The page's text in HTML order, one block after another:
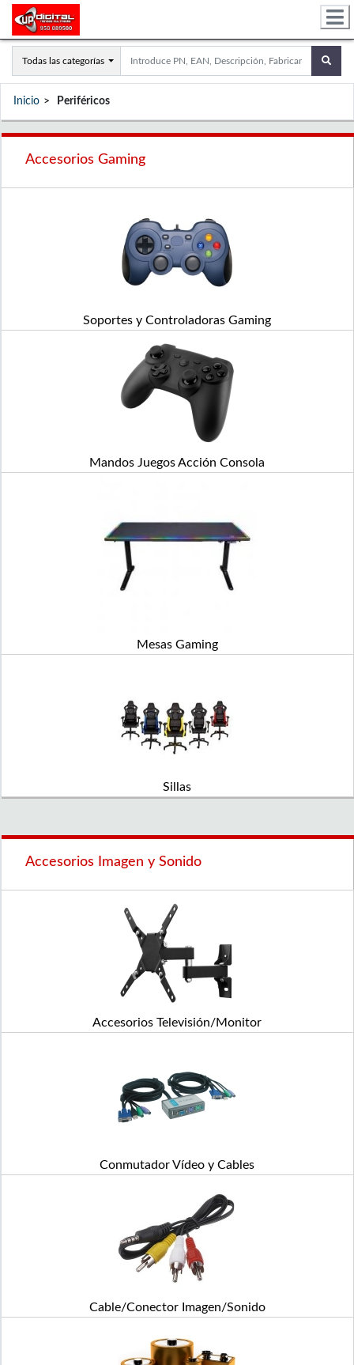
Todas las categorías
Inicio Periféricos
Accesorios Gaming
Soportes y Controladoras Gaming
Mandos Juegos Acción Consola
Mesas Gaming
Sillas
Accesorios Imagen y Sonido
Accesorios Televisión/Monitor
Conmutador Vídeo y Cables
Cable/Conector Imagen/Sonido